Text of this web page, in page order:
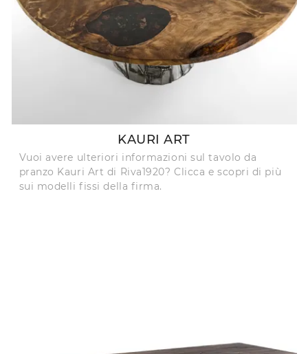
KAURI ART
Vuoi avere ulteriori informazioni sul tavolo da
pranzo Kauri Art di Riva1920? Clicca e scopri di più
sui modelli fissi della firma.